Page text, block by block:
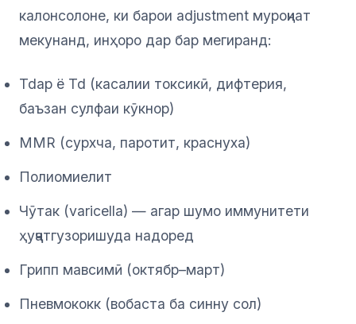
калонсолоне, ки барои adjustment муроҷиат
мекунанд, инҳоро дар бар мегиранд:
Tdap ё Td (касалии токсикӣ, дифтерия,
баъзан сулфаи кӯкнор)
MMR (сурхча, паротит, краснуха)
Полиомиелит
Чӯтак (varicella) — агар шумо иммунитети
ҳуҷҷатгузоришуда надоред
Грипп мавсимӣ (октябр–март)
Пневмококк (вобаста ба синну сол)